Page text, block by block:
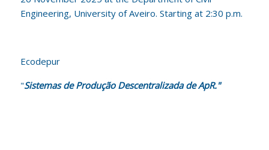
Engineering, University of Aveiro. Starting at 2:30 p.m.
Ecodepur
"Sistemas de Produção Descentralizada de ApR."